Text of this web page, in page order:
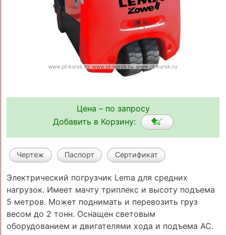
Цена – по запросу
Добавить в Корзину:
Чертеж Паспорт Сертификат
Электрический погрузчик Lema для средних
нагрузок. Имеет мачту триплекс и высоту подъема
5 метров. Может поднимать и перевозить груз
весом до 2 тонн. Оснащен световым
оборудованием и двигателями хода и подъема АС.